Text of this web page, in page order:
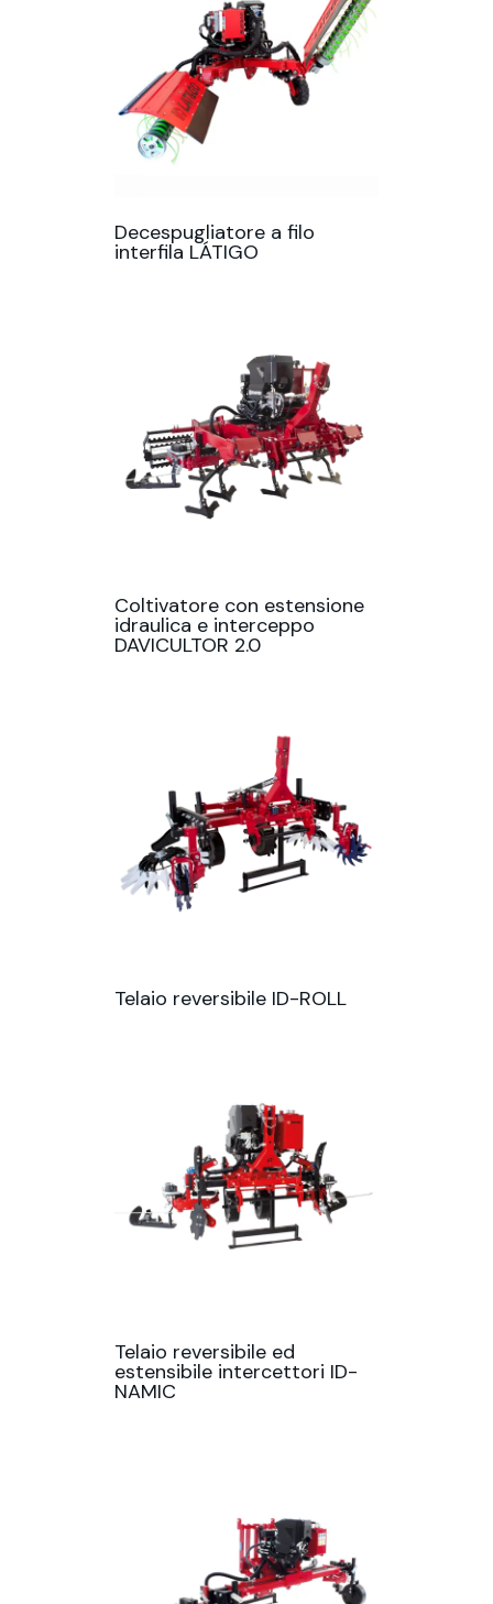
Decespugliatore a filo
interfila LÁTIGO
Coltivatore con estensione
idraulica e interceppo
DAVICULTOR 2.0
Telaio reversibile ID-ROLL
Telaio reversibile ed
estensibile intercettori ID-
NAMIC